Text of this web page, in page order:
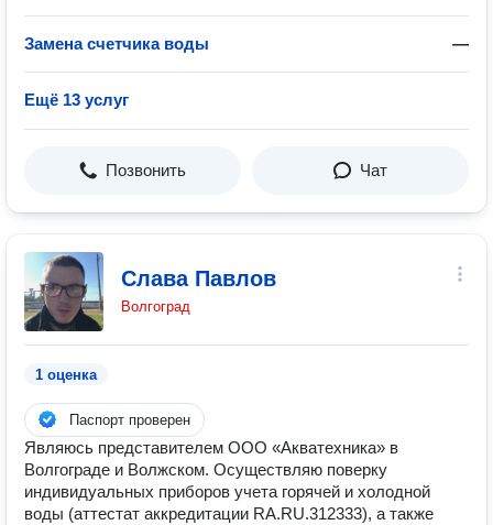
Замена счетчика воды —
Ещё 13 услуг
Позвонить Чат
Слава Павлов
Волгоград
1 оценка
Паспорт проверен
Являюсь представителем ООО «Акватехника» в
Волгограде и Волжском. Осуществляю поверку
индивидуальных приборов учета горячей и холодной
воды (аттестат аккредитации RA.RU.312333), а также